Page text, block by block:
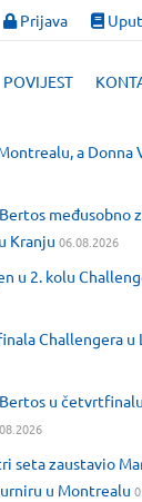
Prijava
POVIJEST
a Donna
međusobno
Kranju 06.08.2026
u 2. kolu
Challengera u
u
seta zaustavio
u Montrealu